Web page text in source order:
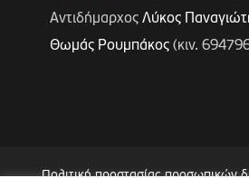
Αντιδήμαρχος Λύκος
Θωμάς Ρουμπάκος(κιν.